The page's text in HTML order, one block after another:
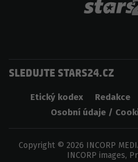
SLEDUJTE STARS24.CZ
Etický kodex Redakce
Osobní údaje /
Copyright © 2026 INCORP
INCORP images,